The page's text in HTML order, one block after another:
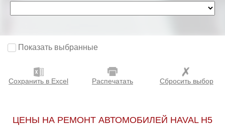
Показать выбранные
Сохранить в Excel Распечатать Сбросить выбор
ЦЕНЫ НА РЕМОНТ АВТОМОБИЛЕЙ HAVAL H5